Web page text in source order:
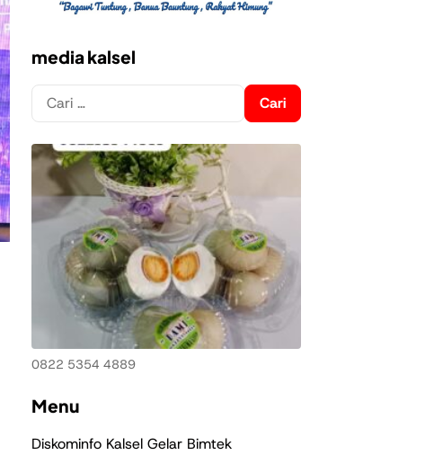
media kalsel
Cari
untuk:
0822 5354 4889
Menu
Diskominfo Kalsel Gelar Bimtek